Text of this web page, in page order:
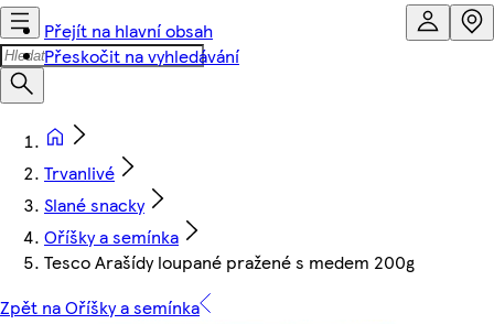
Přejít na hlavní obsah
Přeskočit na vyhledávání
Trvanlivé
Slané snacky
Oříšky a semínka
Tesco Arašídy loupané pražené s medem 200g
Zpět na Oříšky a semínka